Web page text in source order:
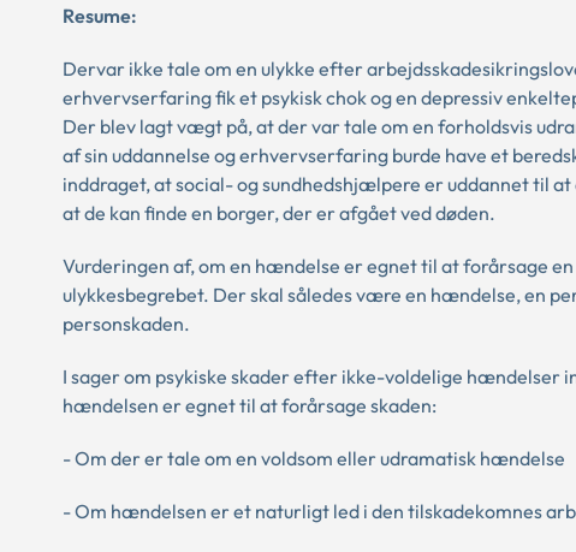
Resume:
Dervar ikke tale om en ulykke efter
erhvervserfaring fik et psykisk chok og en depressiv
Der blev lagt vægt på, at der var tale om en forholdsvis
af sin uddannelse og erhvervserfaring burde have et
inddraget, at social- og sundhedshjælpere er uddannet til
at de kan finde en borger, der er afgået ved døden.
Vurderingen af, om en hændelse er egnet til at forårsage
ulykkesbegrebet. Der skal således være en hændelse, en
personskaden.
I sager om psykiske skader efter ikke-voldelige hændelser
hændelsen er egnet til at forårsage skaden:
- Om der er tale om en voldsom eller udramatisk hændelse
- Om hændelsen er et naturligt led i den tilskadekomnes